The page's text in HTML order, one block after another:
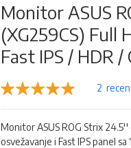
Monitor ASUS
(XG259CS) Full
Fast IPS / HDR /
Rejting:
100
% of100
2
Monitor ASUS ROG Strix
osvežavanje i Fast IPS panel